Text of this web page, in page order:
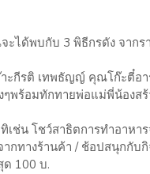
ะได้พบกับ 3 พิธีกรดัง จาก
กีรติ เทพธัญญ์ คุณโก๊ะตี๋อา
พร้อมทักทายพ่อแม่พี่น้องส
เช่น โชว์สาธิตการทำอาห
ากทางร้านค้า / ช้อปสนุกกั
ด 100 บ.